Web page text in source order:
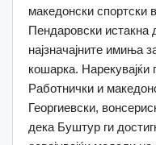
македонски спортски
Пендаровски истакна
најзначајните имиња
кошарка.
Работнички и
Георгиевски,
дека Буштур ги